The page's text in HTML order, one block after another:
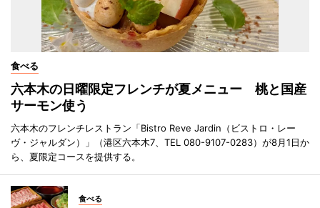
食べる
六本木の日曜限定フレンチが夏メニュー 桃と国産
サーモン使う
六本木のフレンチレストラン「Bistro Reve Jardin（ビストロ・レー
ヴ・ジャルダン）」（港区六本木7、TEL 080-9107-0283）が8月1日か
ら、夏限定コースを提供する。
食べる